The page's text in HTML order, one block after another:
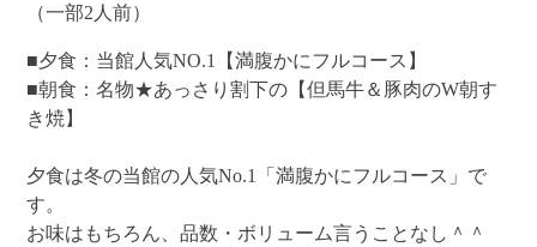
（一部2人前）
■夕食：当館人気NO.1【満腹かにフルコース】
■朝食：名物★あっさり割下の【但馬牛＆豚肉のW朝す
き焼】
夕食は冬の当館の人気No.1「満腹かにフルコース」で
す。
お味はもちろん、品数・ボリューム言うことなし＾＾